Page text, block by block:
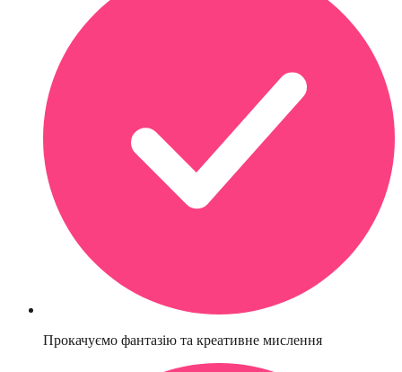
Прокачуємо фантазію та креативне мислення